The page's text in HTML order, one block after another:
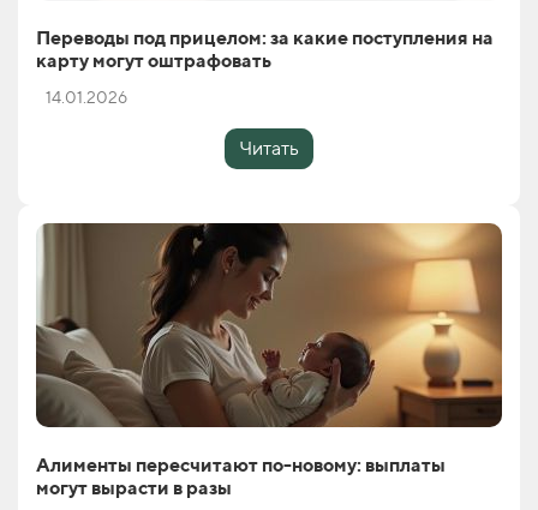
Переводы под прицелом: за какие поступления на
карту могут оштрафовать
14.01.2026
Читать
Алименты пересчитают по-новому: выплаты
могут вырасти в разы